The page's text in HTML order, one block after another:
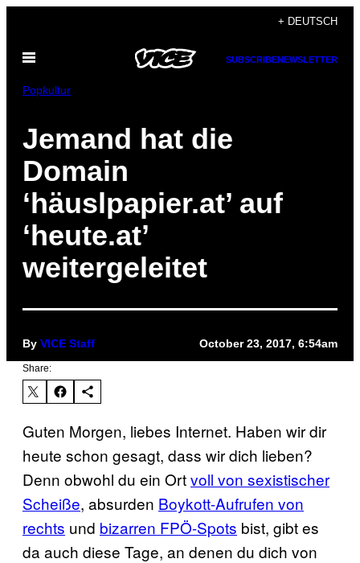
content
+ DEUTSCH
Open
SUBSCRIBENEWSLETTER
Popkultur
Jemand hat die
Domain
‘häuslpapier.at’ auf
‘heute.at’
weitergeleitet
By VICE Staff October 23, 2017, 6:54am
Share:
Guten Morgen, liebes Internet. Haben wir dir
heute schon gesagt, dass wir dich lieben?
Denn obwohl du ein Ortvoll von sexistischer
Scheiße, absurden Boykott-Aufrufen von
rechts und bizarren FPÖ-Spots bist, gibt es
da auch diese Tage, an denen du dich von